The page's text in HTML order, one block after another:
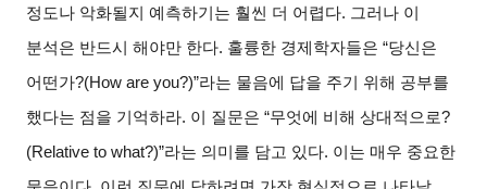
정도나 악화될지 예측하기는 훨씬 더 어렵다. 그러나 이
분석은 반드시 해야만 한다. 훌륭한 경제학자들은 “당신은
어떤가?(How are you?)”라는 물음에 답을 주기 위해 공부를
했다는 점을 기억하라. 이 질문은 “무엇에 비해 상대적으로?
(Relative to what?)”라는 의미를 담고 있다. 이는 매우 중요한